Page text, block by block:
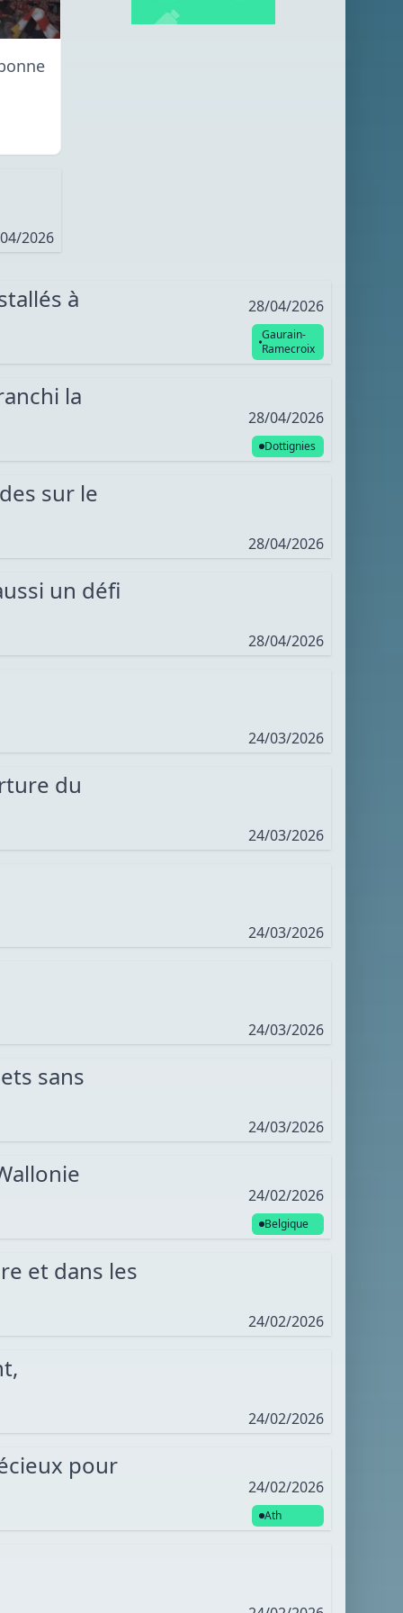
2026
à 28/04/2026
Gaurain-
Ramecroix
la
28/04/2026
Dottignies
sur le
28/04/2026
un défi
28/04/2026
24/03/2026
du
24/03/2026
24/03/2026
24/03/2026
sans
24/03/2026
24/02/2026
Belgique
et dans les
24/02/2026
24/02/2026
pour
24/02/2026
Ath